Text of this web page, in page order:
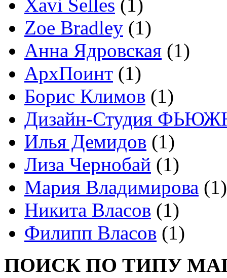
Xavi Selles (1)
Zoe Bradley (1)
Анна Ядровская (1)
АрхПоинт (1)
Борис Климов (1)
Дизайн-Студия
Илья Демидов (1)
Лиза Чернобай (1)
Мария Владимирова (1)
Никита Власов (1)
Филипп Власов (1)
ПОИСК ПО ТИПУ